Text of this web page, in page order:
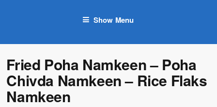
Show Menu
Fried Poha Namkeen – Poha
Chivda Namkeen – Rice Flaks
Namkeen